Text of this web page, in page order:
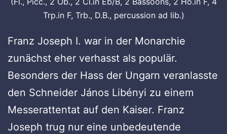
Trp.in F, Trb., D.B., percussion ad lib.)
Franz Joseph I. war in der Monarchie
zunächst eher verhasst als populär.
Besonders der Hass der Ungarn veranlasste
den Schneider János Libényi zu einem
Messerattentat auf den Kaiser. Franz
Joseph trug nur eine unbedeutende